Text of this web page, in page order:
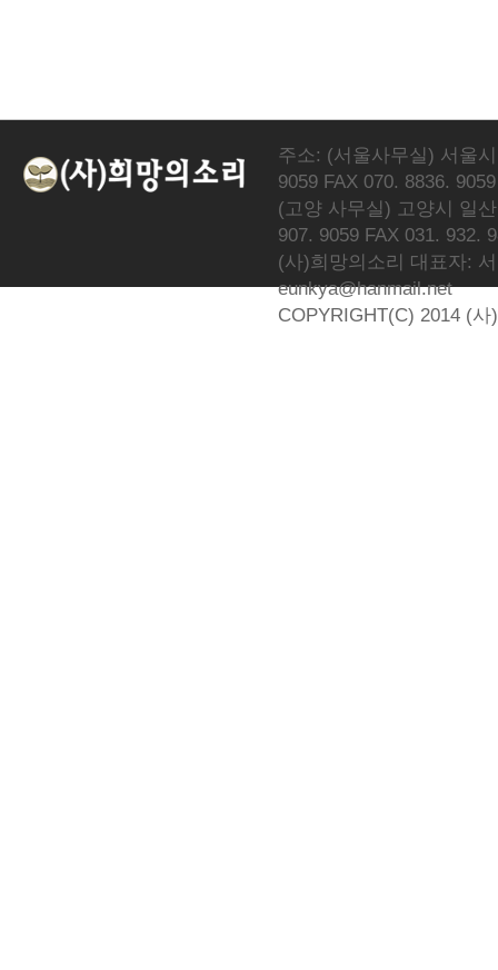
주소: (서울사무실) 서울
9059 FAX 070. 8836. 9059
(고양 사무실) 고양시 일
907. 9059 FAX 031. 932.
(사)희망의소리 대표자:
eunkya@hanmail.net
COPYRIGHT(C) 2014 (